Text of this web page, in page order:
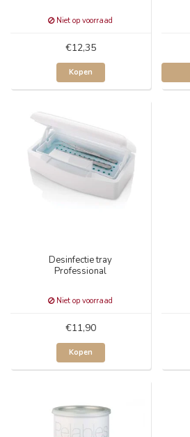
Niet op voorraad
€12,35
Kopen
Desinfectie tray
Professional
Niet op voorraad
€11,90
Kopen